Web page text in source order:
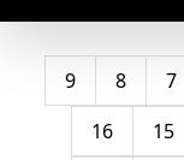
7
8
9
15
16